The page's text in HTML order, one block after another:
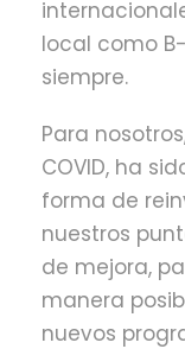
local como
siempre.
Para
COVID, ha
forma de
nuestros
de mejora,
manera
nuevos